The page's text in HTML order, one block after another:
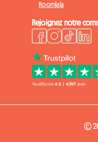
Roomlala
Rejoignez notre
©